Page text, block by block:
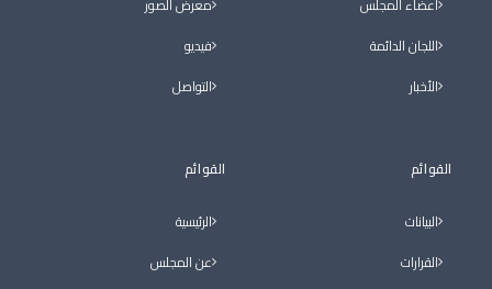
اللجان الدائمة
الأخبار
القوائم
البيانات
القرارات
فيديو
التواصل
القوائم
الرئيسية
عن المجلس